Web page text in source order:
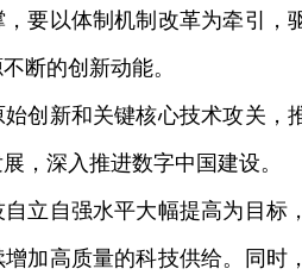
要以体制机制改革为牵引，
断的创新动能。
新和关键核心技术攻关，
，深入推进数字中国建设。
自强水平大幅提高为目标
加高质量的科技供给。同时